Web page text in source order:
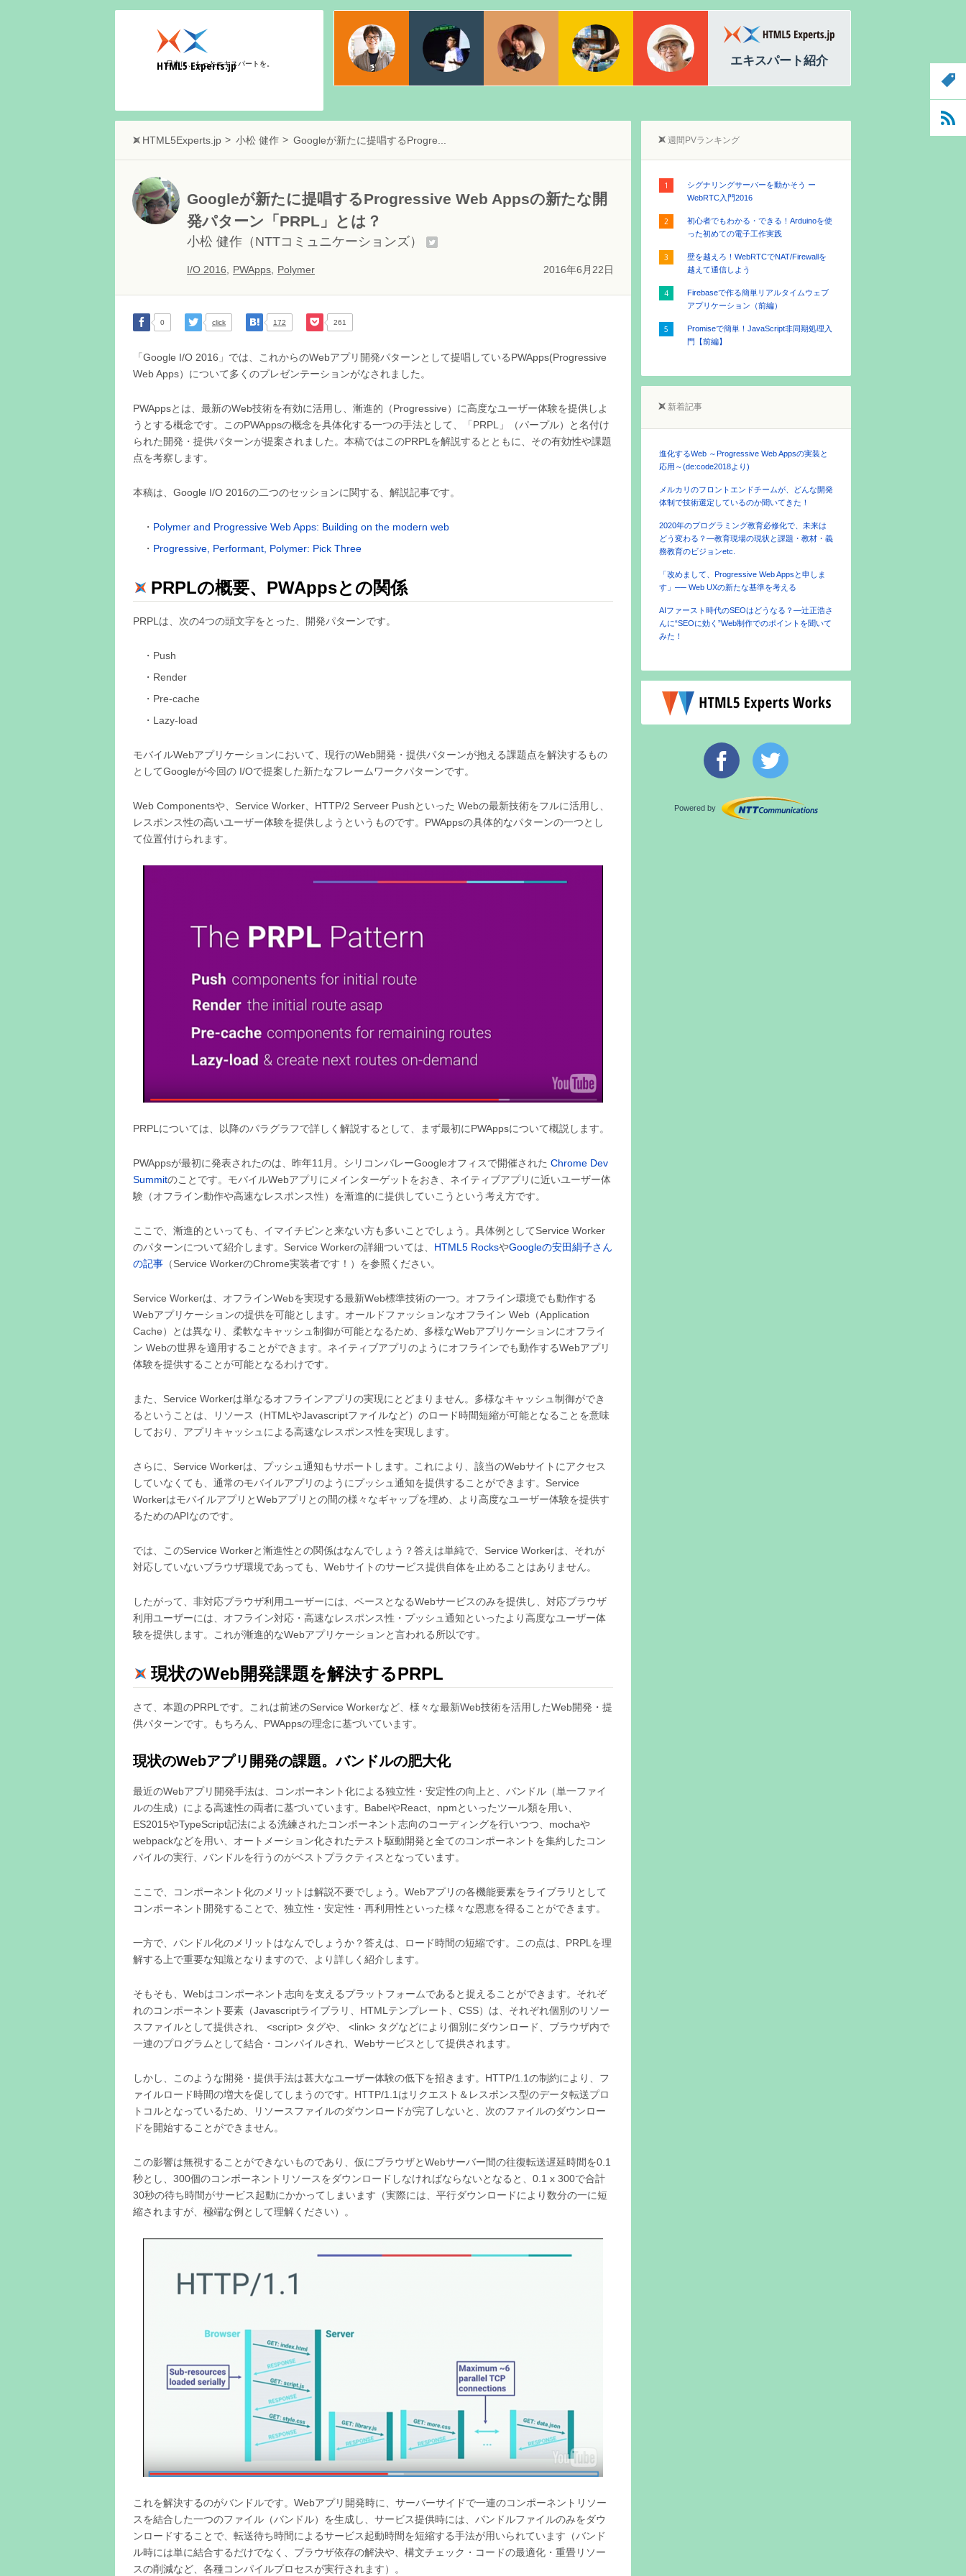
HTML5 Experts.jp
日本に、もっとエキスパートを。
物江 修
日本マイクロソフト株式会社
Webエバンジェリスト
宇都宮佑亮 ちゃんとく
dotstudio株式会社
加藤拓明 白石 俊平
HTML5 Experts.jp編集長
エキスパート紹介
HTML5Experts.jp 小松 健作 Googleが新たに提唱するProgre...
Googleが新たに提唱するProgressive Web Appsの新たな開
発パターン「PRPL」とは？
小松 健作 （NTTコミュニケーションズ）
I/O 2016 PWApps Polymer 2016年6月22日
0 click 172 261
「Google I/O 2016」では、これからのWebアプリ開発パターンとして提唱しているPWApps(Progressive
Web Apps）について多くのプレゼンテーションがなされました。
PWAppsとは、最新のWeb技術を有効に活用し、漸進的（Progressive）に高度なユーザー体験を提供しよ
うとする概念です。このPWAppsの概念を具体化する一つの手法として、「PRPL」（パープル）と名付け
られた開発・提供パターンが提案されました。本稿ではこのPRPLを解説するとともに、その有効性や課題
点を考察します。
本稿は、Google I/O 2016の二つのセッションに関する、解説記事です。
Polymer and Progressive Web Apps: Building on the modern web
Progressive, Performant, Polymer: Pick Three
PRPLの概要、PWAppsとの関係
PRPLは、次の4つの頭文字をとった、開発パターンです。
Push
Render
Pre-cache
Lazy-load
モバイルWebアプリケーションにおいて、現行のWeb開発・提供パターンが抱える課題点を解決するもの
としてGoogleが今回の I/Oで提案した新たなフレームワークパターンです。
Web Componentsや、Service Worker、HTTP/2 Serveer Pushといった Webの最新技術をフルに活用し、
レスポンス性の高いユーザー体験を提供しようというものです。PWAppsの具体的なパターンの一つとし
て位置付けられます。
PRPLについては、以降のパラグラフで詳しく解説するとして、まず最初にPWAppsについて概説します。
PWAppsが最初に発表されたのは、昨年11月。シリコンバレーGoogleオフィスで開催された Chrome Dev
Summitのことです。モバイルWebアプリにメインターゲットをおき、ネイティブアプリに近いユーザー体
験（オフライン動作や高速なレスポンス性）を漸進的に提供していこうという考え方です。
ここで、漸進的といっても、イマイチピンと来ない方も多いことでしょう。具体例としてService Worker
のパターンについて紹介します。Service Workerの詳細ついては、 HTML5 RocksやGoogleの安田絹子さん
の記事 （Service WorkerのChrome実装者です！）を参照ください。
Service Workerは、オフラインWebを実現する最新Web標準技術の一つ。オフライン環境でも動作する
Webアプリケーションの提供を可能とします。オールドファッションなオフライン Web（Application
Cache）とは異なり、柔軟なキャッシュ制御が可能となるため、多様なWebアプリケーションにオフライ
ン Webの世界を適用することができます。ネイティブアプリのようにオフラインでも動作するWebアプリ
体験を提供することが可能となるわけです。
また、Service Workerは単なるオフラインアプリの実現にとどまりません。多様なキャッシュ制御ができ
るということは、リソース（HTMLやJavascriptファイルなど）のロード時間短縮が可能となることを意味
しており、アプリキャッシュによる高速なレスポンス性を実現します。
さらに、Service Workerは、プッシュ通知もサポートします。これにより、該当のWebサイトにアクセス
していなくても、通常のモバイルアプリのようにプッシュ通知を提供することができます。Service
WorkerはモバイルアプリとWebアプリとの間の様々なギャップを埋め、より高度なユーザー体験を提供す
るためのAPIなのです。
では、このService Workerと漸進性との関係はなんでしょう？答えは単純で、Service Workerは、それが
対応していないブラウザ環境であっても、Webサイトのサービス提供自体を止めることはありません。
したがって、非対応ブラウザ利用ユーザーには、ベースとなるWebサービスのみを提供し、対応ブラウザ
利用ユーザーには、オフライン対応・高速なレスポンス性・プッシュ通知といったより高度なユーザー体
験を提供します。これが漸進的なWebアプリケーションと言われる所以です。
現状のWeb開発課題を解決するPRPL
さて、本題のPRPLです。これは前述のService Workerなど、様々な最新Web技術を活用したWeb開発・提
供パターンです。もちろん、PWAppsの理念に基づいています。
現状のWebアプリ開発の課題。バンドルの肥大化
最近のWebアプリ開発手法は、コンポーネント化による独立性・安定性の向上と、バンドル（単一ファイ
ルの生成）による高速性の両者に基づいています。BabelやReact、npmといったツール類を用い、
ES2015やTypeScript記法による洗練されたコンポーネント志向のコーディングを行いつつ、mochaや
webpackなどを用い、オートメーション化されたテスト駆動開発と全てのコンポーネントを集約したコン
パイルの実行、バンドルを行うのがベストプラクティスとなっています。
ここで、コンポーネント化のメリットは解説不要でしょう。Webアプリの各機能要素をライブラリとして
コンポーネント開発することで、独立性・安定性・再利用性といった様々な恩恵を得ることができます。
一方で、バンドル化のメリットはなんでしょうか？答えは、ロード時間の短縮です。この点は、PRPLを理
解する上で重要な知識となりますので、より詳しく紹介します。
そもそも、Webはコンポーネント志向を支えるプラットフォームであると捉えることができます。それぞ
れのコンポーネント要素（Javascriptライブラリ、HTMLテンプレート、CSS）は、それぞれ個別のリソー
スファイルとして提供され、 <script> タグや、 <link> タグなどにより個別にダウンロード、ブラウザ内で
一連のプログラムとして結合・コンパイルされ、Webサービスとして提供されます。
しかし、このような開発・提供手法は甚大なユーザー体験の低下を招きます。HTTP/1.1の制約により、フ
ァイルロード時間の増大を促してしまうのです。HTTP/1.1はリクエスト＆レスポンス型のデータ転送プロ
トコルとなっているため、リソースファイルのダウンロードが完了しないと、次のファイルのダウンロー
ドを開始することができません。
この影響は無視することができないものであり、仮にブラウザとWebサーバー間の往復転送遅延時間を0.1
秒とし、300個のコンポーネントリソースをダウンロードしなければならないとなると、0.1 x 300で合計
30秒の待ち時間がサービス起動にかかってしまいます（実際には、平行ダウンロードにより数分の一に短
縮されますが、極端な例として理解ください）。
これを解決するのがバンドルです。Webアプリ開発時に、サーバーサイドで一連のコンポーネントリソー
スを結合した一つのファイル（バンドル）を生成し、サービス提供時には、バンドルファイルのみをダウ
ンロードすることで、転送待ち時間によるサービス起動時間を短縮する手法が用いられています（バンド
ル時には単に結合するだけでなく、ブラウザ依存の解決や、構文チェック・コードの最適化・重畳リソー
スの削減など、各種コンパイルプロセスが実行されます）。
週間PVランキング
シグナリングサーバーを動かそう ー
WebRTC入門2016
初心者でもわかる・できる！Arduinoを使
った初めての電子工作実践
壁を越えろ！WebRTCでNAT/Firewallを
越えて通信しよう
Firebaseで作る簡単リアルタイムウェブ
アプリケーション（前編）
Promiseで簡単！JavaScript非同期処理入
門【前編】
新着記事
進化するWeb ～Progressive Web Appsの実装と
応用～(de:code2018より)
メルカリのフロントエンドチームが、どんな開発
体制で技術選定しているのか聞いてきた！
2020年のプログラミング教育必修化で、未来は
どう変わる？―教育現場の現状と課題・教材・義
務教育のビジョンetc.
「改めまして、Progressive Web Appsと申しま
す」── Web UXの新たな基準を考える
AIファースト時代のSEOはどうなる？―辻正浩さ
んに“SEOに効く”Web制作でのポイントを聞いて
みた！
Powered by